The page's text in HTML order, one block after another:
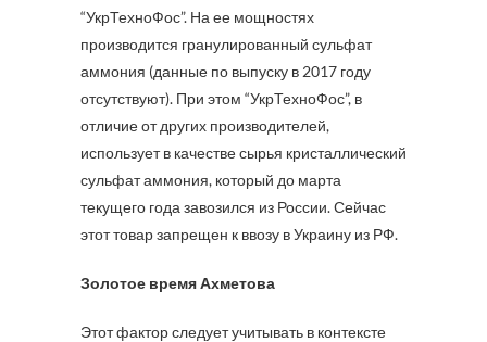
“УкрТехноФос”. На ее мощностях
производится гранулированный сульфат
аммония (данные по выпуску в 2017 году
отсутствуют). При этом “УкрТехноФос”, в
отличие от других производителей,
использует в качестве сырья кристаллический
сульфат аммония, который до марта
текущего года завозился из России. Сейчас
этот товар запрещен к ввозу в Украину из РФ.
Золотое время Ахметова
Этот фактор следует учитывать в контексте